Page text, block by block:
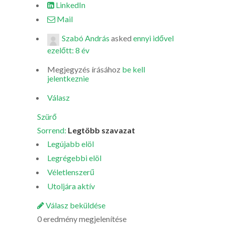
LinkedIn
Mail
Szabó András asked ennyi idővel
ezelőtt: 8 év
Megjegyzés írásához be kell
jelentkeznie
Válasz
Szürő
Sorrend: Legtöbb szavazat
Legújabb elöl
Legrégebbi elöl
Véletlenszerű
Utoljára aktív
Válasz beküldése
0 eredmény megjelenítése